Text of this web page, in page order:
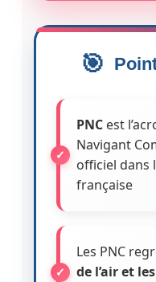
PNCest
Navigant
officiel dans
française
Les PNC
de l’air et